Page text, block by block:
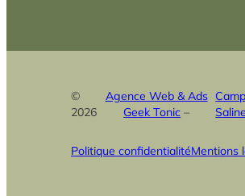
©
2026
Agence Web & Ads
Geek Tonic –
Politique confidentialitéMentions